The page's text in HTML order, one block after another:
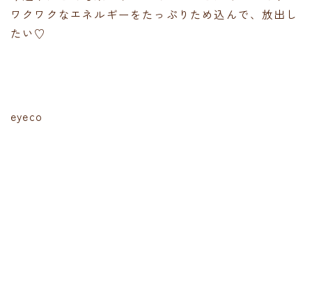
ワクワクなエネルギーをたっぷりため込んで、放出し
たい♡
eyeco